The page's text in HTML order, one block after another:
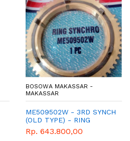
BOSOWA MAKASSAR -
MAKASSAR
ME509502W - 3RD SYNCH
(OLD TYPE) - RING
SINGKROMIS GIGI 2&3 -
MITSUBISHI - GENUINE -
Rp. 643.800,00